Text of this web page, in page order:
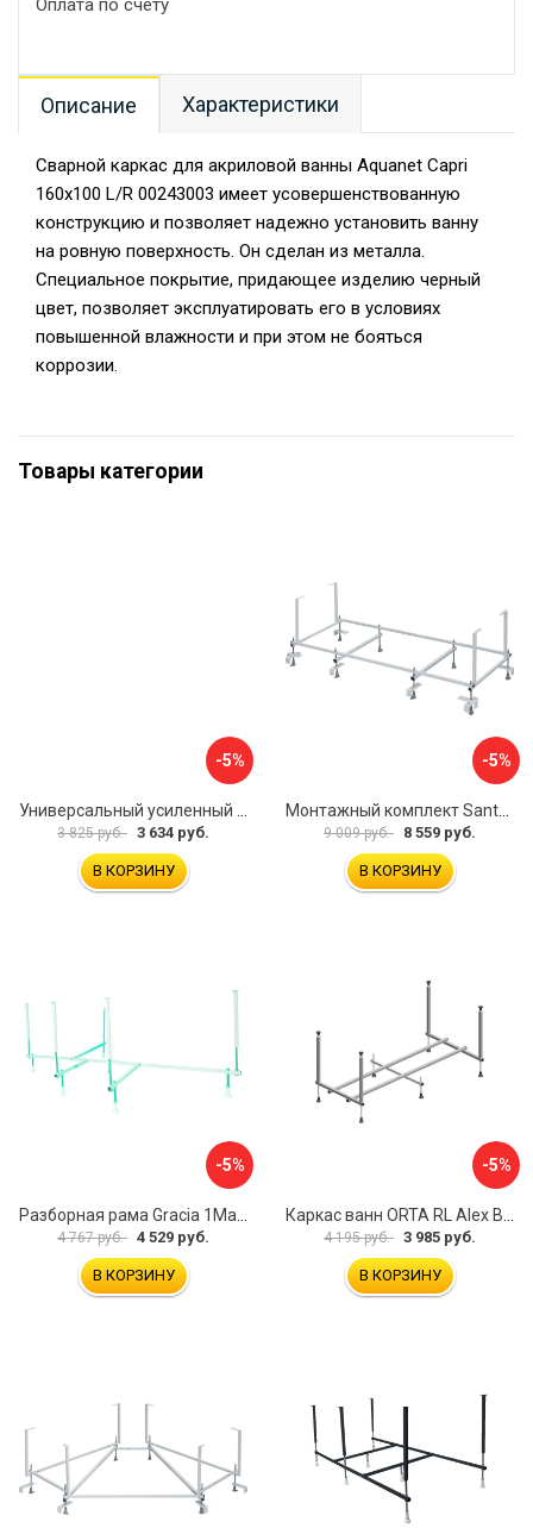
Оплата по счету
Описание Характеристики
Сварной каркас для акриловой ванны Aquanet Capri
160x100 L/R 00243003 имеет усовершенствованную
конструкцию и позволяет надежно установить ванну
на ровную поверхность. Он сделан из металла.
Специальное покрытие, придающее изделию черный
цвет, позволяет эксплуатировать его в условиях
повышенной влажности и при этом не бояться
коррозии.
Товары категории
-5%
3 825 руб. 3 634 руб.
В КОРЗИНУ
-5%
9 009 руб. 8 559 руб.
В КОРЗИНУ
-5%
Разборная рама Gracia 1Marka 170 03гр1710
4 767 руб. 4 529 руб.
В КОРЗИНУ
-5%
Каркас ванн ORTA RL Alex Baitler KSO15
4 195 руб. 3 985 руб.
В КОРЗИНУ